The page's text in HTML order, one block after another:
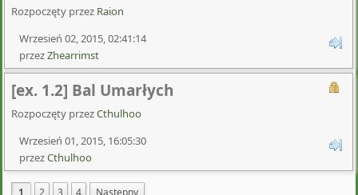
Rozpoczęty przez Raion
Wrzesień 02, 2015, 02:41:14
przezZhearrimst
[ex. 1.2] Bal Umarłych
Rozpoczęty przezCthulhoo
Wrzesień 01, 2015, 16:05:30
przezCthulhoo